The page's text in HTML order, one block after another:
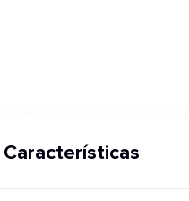
Características